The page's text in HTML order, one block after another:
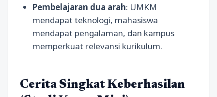
Pembelajaran dua arah: UMKM
mendapat teknologi, mahasiswa
mendapat pengalaman, dan kampus
memperkuat relevansi kurikulum.
Cerita Singkat Keberhasilan